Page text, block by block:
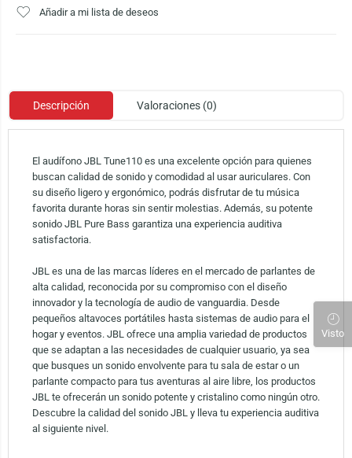
Añadir a mi lista de deseos
Descripción Valoraciones (0)
El audífono JBL Tune110 es una excelente opción para quienes
buscan calidad de sonido y comodidad al usar auriculares. Con
su diseño ligero y ergonómico, podrás disfrutar de tu música
favorita durante horas sin sentir molestias. Además, su potente
sonido JBL Pure Bass garantiza una experiencia auditiva
satisfactoria.
JBL es una de las marcas líderes en el mercado de parlantes de
alta calidad, reconocida por su compromiso con el diseño
innovador y la tecnología de audio de vanguardia. Desde
pequeños altavoces portátiles hasta sistemas de audio para el
hogar y eventos. JBL ofrece una amplia variedad de productos
que se adaptan a las necesidades de cualquier usuario, ya sea
que busques un sonido envolvente para tu sala de estar o un
parlante compacto para tus aventuras al aire libre, los productos
JBL te ofrecerán un sonido potente y cristalino como ningún otro.
Descubre la calidad del sonido JBL y lleva tu experiencia auditiva
al siguiente nivel.
Visto